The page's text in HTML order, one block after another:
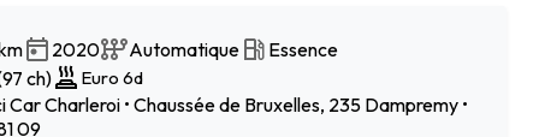
2020 Automatique
Essence
ch)
Euro 6d
Car Charleroi • Chaussée de Bruxelles, 235 Dampremy •
09